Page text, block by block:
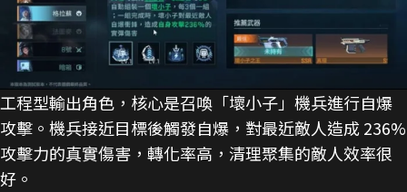
工程型輸出角色，核心是召喚「壞小子」機兵進行自爆
攻擊。機兵接近目標後觸發自爆，對最近敵人造成 236%
攻擊力的真實傷害，轉化率高，清理聚集的敵人效率很
好。